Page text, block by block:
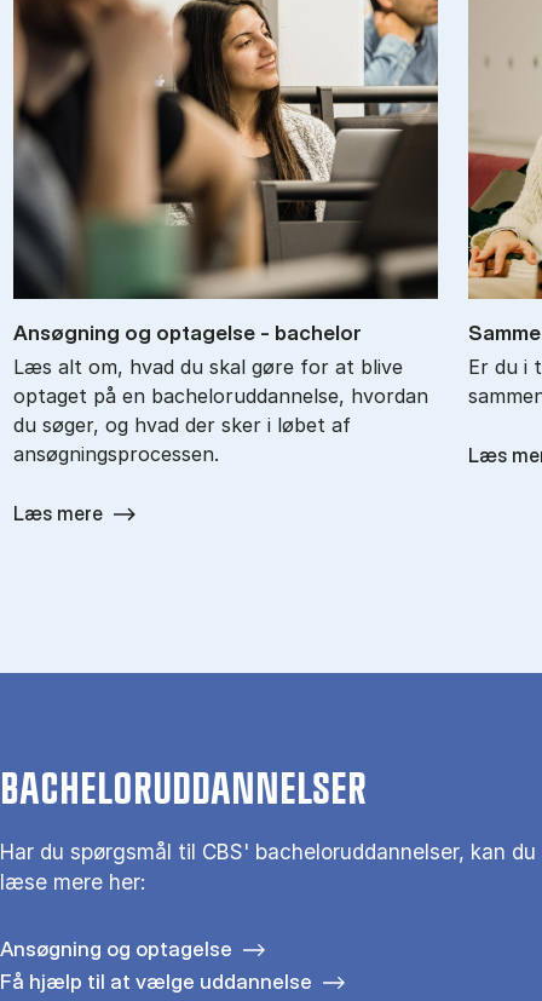
An­søg­ning og op­ta­gel­se - ba­chel­or
Læs alt om, hvad du skal gøre for at blive
optaget på en bacheloruddannelse, hvordan
du søger, og hvad der sker i løbet af
ansøgningsprocessen.
Læs mere
Er du i
Læs
BACHELORUDDANNELSER
Har du spørgsmål til CBS' bacheloruddannelser, kan du
læse mere her:
Ansøgning og optagelse
Få hjælp til at vælge uddannelse